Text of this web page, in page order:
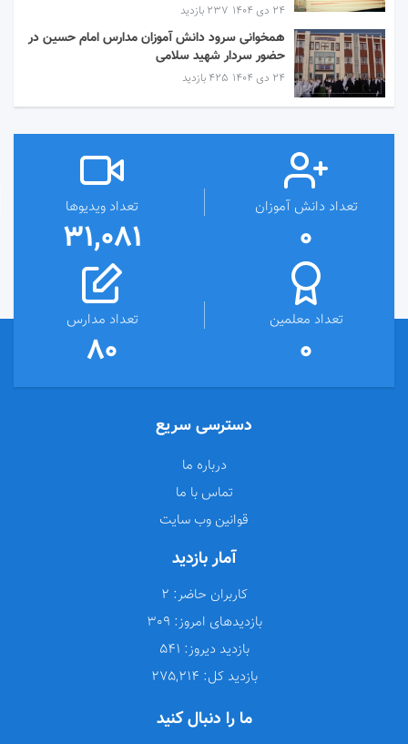
۲۴ دی ۱۴۰۴ 237 بازدید
همخوانی سرود دانش آموزان مدارس امام حسین در
حضور سردار شهید سلامی
۲۴ دی ۱۴۰۴ 425 بازدید
تعداد دانش آموزان
0
تعداد ویدیوها
31,081
تعداد معلمین
0
تعداد مدارس
80
دسترسی سریع
درباره ما
تماس با ما
قوانین وب سایت
آمار بازدید
کاربران حاضر:
بازدیدهای امروز:
بازدید دیروز:
بازدید کل:
ما را دنبال کنید